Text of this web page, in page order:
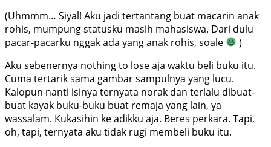
(Uhmmm… Siyal! Aku jadi tertantang buat macarin anak
rohis, mumpung statusku masih mahasiswa. Dari dulu
pacar-pacarku nggak ada yang anak rohis, soale
)
Aku sebenernya nothing to lose aja waktu beli buku itu.
Cuma tertarik sama gambar sampulnya yang lucu.
Kalopun nanti isinya ternyata norak dan terlalu dibuat-
buat kayak buku-buku buat remaja yang lain, ya
wassalam. Kukasihin ke adikku aja. Beres perkara. Tapi,
oh, tapi, ternyata aku tidak rugi membeli buku itu.